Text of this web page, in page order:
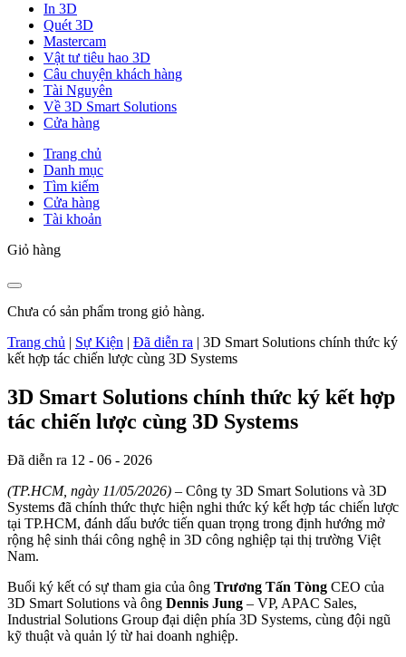
In 3D
Quét 3D
Mastercam
Vật tư tiêu hao 3D
Câu chuyện khách hàng
Tài Nguyên
Về 3D Smart Solutions
Cửa hàng
Trang chủ
Danh mục
Tìm kiếm
Cửa hàng
Tài khoản
Giỏ hàng
Chưa có sản phẩm trong giỏ hàng.
Trang chủ | Sự Kiện | Đã diễn ra | 3D Smart Solutions chính thức ký
kết hợp tác chiến lược cùng 3D Systems
3D Smart Solutions chính thức ký kết hợp
tác chiến lược cùng 3D Systems
Đã diễn ra 12 - 06 - 2026
(TP.HCM, ngày 11/05/2026) – Công ty 3D Smart Solutions và 3D
Systems đã chính thức thực hiện nghi thức ký kết hợp tác chiến lược
tại TP.HCM, đánh dấu bước tiến quan trọng trong định hướng mở
rộng hệ sinh thái công nghệ in 3D công nghiệp tại thị trường Việt
Nam.
Buổi ký kết có sự tham gia của ông Trương Tấn Tòng CEO của
3D Smart Solutions và ông Dennis Jung – VP, APAC Sales,
Industrial Solutions Group đại diện phía 3D Systems, cùng đội ngũ
kỹ thuật và quản lý từ hai doanh nghiệp.